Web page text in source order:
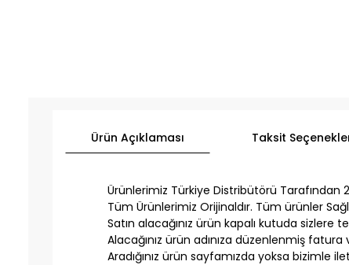
Ürün Açıklaması Taksit
Ürünlerimiz Türkiye Distribütörü Tarafından
Tüm Ürünlerimiz Orijinaldır. Tüm ürünler
Satın alacağınız ürün kapalı kutuda sizlere
Alacağınız ürün adınıza düzenlenmiş
Aradığınız ürün sayfamızda yoksa bizimle